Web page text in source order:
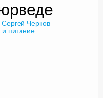
Сергей Чернов
и питание